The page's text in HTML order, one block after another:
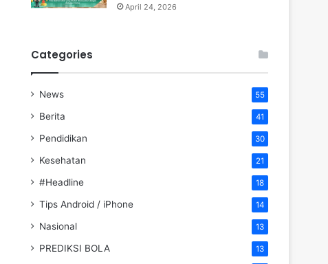
April 24, 2026
Categories
News 55
Berita 41
Pendidikan 30
Kesehatan 21
#Headline 18
Tips Android / iPhone 14
Nasional 13
PREDIKSI BOLA 13